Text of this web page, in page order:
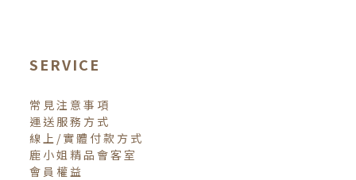
SERVICE
常見注意事項
運送服務方式
線上/實體付款方式
鹿小姐精品會客室
會員權益